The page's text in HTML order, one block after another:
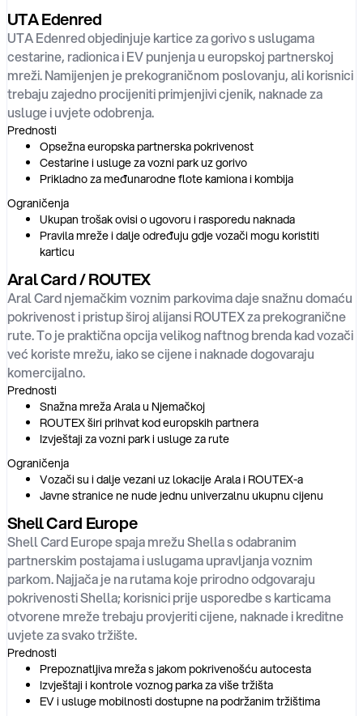
UTA Edenred
UTA Edenred objedinjuje kartice za gorivo s uslugama
cestarine, radionica i EV punjenja u europskoj partnerskoj
mreži. Namijenjen je prekograničnom poslovanju, ali korisnici
trebaju zajedno procijeniti primjenjivi cjenik, naknade za
usluge i uvjete odobrenja.
Prednosti
Opsežna europska partnerska pokrivenost
Cestarine i usluge za vozni park uz gorivo
Prikladno za međunarodne flote kamiona i kombija
Ograničenja
Ukupan trošak ovisi o ugovoru i rasporedu naknada
Pravila mreže i dalje određuju gdje vozači mogu koristiti
karticu
Aral Card / ROUTEX
Aral Card njemačkim voznim parkovima daje snažnu domaću
pokrivenost i pristup široj alijansi ROUTEX za prekogranične
rute. To je praktična opcija velikog naftnog brenda kad vozači
već koriste mrežu, iako se cijene i naknade dogovaraju
komercijalno.
Prednosti
Snažna mreža Arala u Njemačkoj
ROUTEX širi prihvat kod europskih partnera
Izvještaji za vozni park i usluge za rute
Ograničenja
Vozači su i dalje vezani uz lokacije Arala i ROUTEX-a
Javne stranice ne nude jednu univerzalnu ukupnu cijenu
Shell Card Europe
Shell Card Europe spaja mrežu Shella s odabranim
partnerskim postajama i uslugama upravljanja voznim
parkom. Najjača je na rutama koje prirodno odgovaraju
pokrivenosti Shella; korisnici prije usporedbe s karticama
otvorene mreže trebaju provjeriti cijene, naknade i kreditne
uvjete za svako tržište.
Prednosti
Prepoznatljiva mreža s jakom pokrivenošću autocesta
Izvještaji i kontrole voznog parka za više tržišta
EV i usluge mobilnosti dostupne na podržanim tržištima